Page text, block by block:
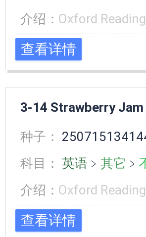
介绍： Oxford
查看详情
3-14 Strawberry Jam
种子：
科目： 英语 ﹥ 其它 ﹥
介绍： Oxford
查看详情